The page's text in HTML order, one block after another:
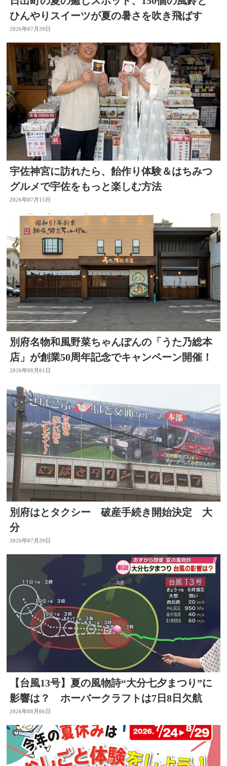
ひんやりスイーツが夏の暑さを吹き飛ばす
2026年07月29日
宇佐神宮に訪れたら、飴作り体験＆はちみつ
グルメで宇佐をもっと楽しむ方法
2026年07月15日
別府名物和風野菜ちゃんぽんの「うた乃総本
店」が創業50周年記念でキャンペーン開催！
2026年08月01日
別府はとタクシー 破産手続き開始決定 大
分
2026年07月29日
【台風13号】夏の風物詩“大分七夕まつり”に
影響は？ ホーバークラフトは7日8日欠航
2026年08月06日